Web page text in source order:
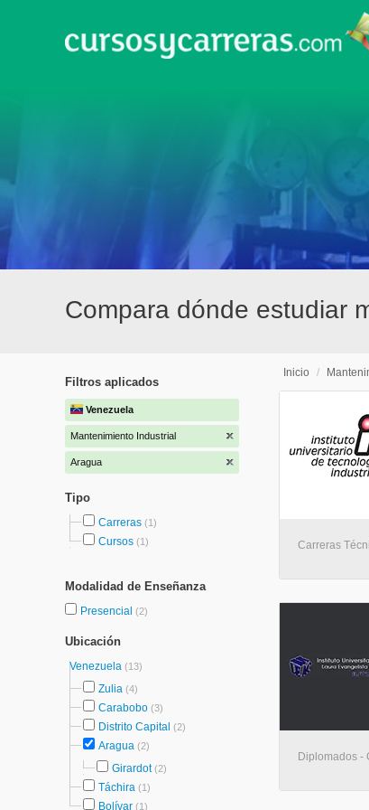
Compara dónde estudiar
Filtros aplicados
Venezuela
Mantenimiento Industrial
Aragua
Tipo
Carreras (1)
Cursos (1)
Modalidad de Enseñanza
Presencial (2)
Ubicación
Venezuela (13)
Zulia (4)
Carabobo (3)
Distrito Capital (2)
Aragua (2)
Girardot(2)
Táchira (1)
Bolívar (1)
Inicio /
Carreras
Diplomados -